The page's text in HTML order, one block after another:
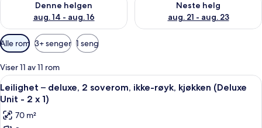
Denne helgen
aug. 14 - aug. 16
Neste helg
aug. 21 - aug. 23
Tilgjengelige
filtre
for
rom
Alle rom 3+ senger 1 seng
Viser 11 av 11 rom
Åpne
alle
bildene
av
4
Leilighet – deluxe, 2 soverom, ikke-røyk, kjøkken (Deluxe
Unit - 2 x 1)
70 m²